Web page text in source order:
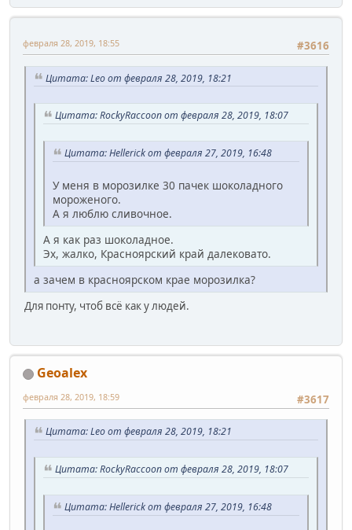
#3616
февраля 28, 2019, 18:55
Цитата: Leo от февраля 28, 2019, 18:21
Цитата: RockyRaccoon от февраля 28, 2019, 18:07
Цитата: Hellerick от февраля 27, 2019, 16:48
У меня в морозилке 30 пачек шоколадного
мороженого.
А я люблю сливочное.
А я как раз шоколадное.
Эх, жалко, Красноярский край далековато.
а зачем в красноярском крае морозилка?
Для понту, чтоб всё как у людей.
Geoalex
#3617
февраля 28, 2019, 18:59
Цитата: Leo от февраля 28, 2019, 18:21
Цитата: RockyRaccoon от февраля 28, 2019, 18:07
Цитата: Hellerick от февраля 27, 2019, 16:48